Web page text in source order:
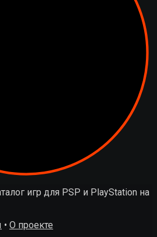
игр для PSP и PlayStation на
• О проекте